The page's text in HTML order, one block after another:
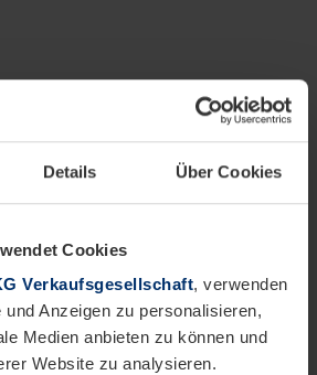
Details Über Cookies
Cookies
Verkaufsgesellschaft, verwenden
Anzeigen zu personalisieren,
Medien anbieten zu können und
Website zu analysieren.